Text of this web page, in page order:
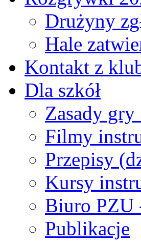
Drużyny
Hale
Kontakt z
Dla szkół
Zasady gry
Filmy
Przepisy
Kursy
Biuro PZU
Publikacje